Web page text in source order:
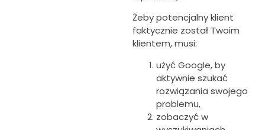
Żeby potencjalny klient
faktycznie został Twoim
klientem, musi:
użyć Google, by
aktywnie szukać
rozwiązania swojego
problemu,
zobaczyć w